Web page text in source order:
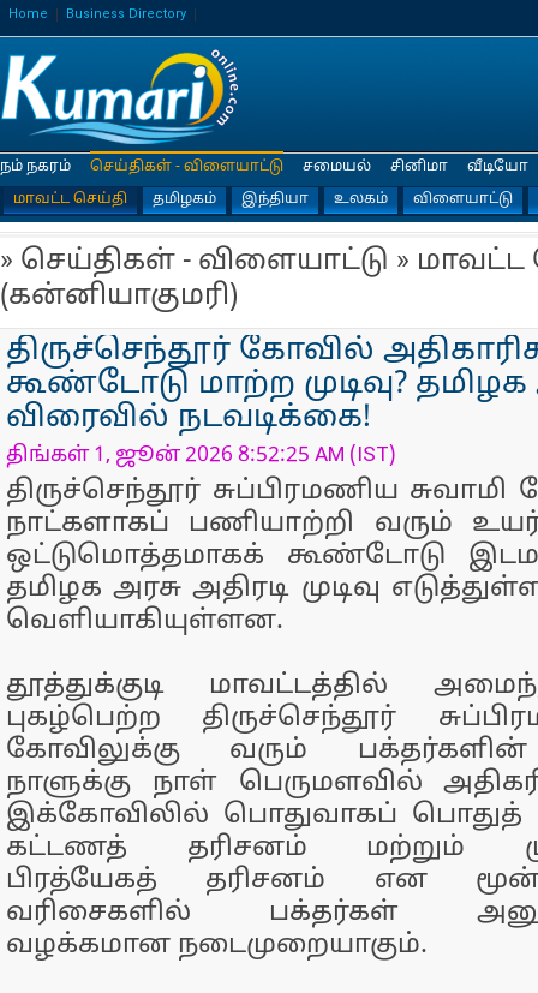
Home Business Directory
நம் நகரம்
செய்திகள் - விளையாட்டு
மாவட்ட செய்தி
தமிழகம் இந்தியா உலகம் விளையாட்டு
சமையல் சினிமா வீடியோ
» செய்திகள் - விளையாட்டு » மாவட்ட
(கன்னியாகுமரி)
திருச்செந்தூர் கோவில்
கூண்டோடு மாற்ற முடிவு? தமிழக
விரைவில் நடவடிக்கை!
திங்கள் 1, ஜூன் 2026 8:52:25 AM (IST)
திருச்செந்தூர் சுப்பிரமணிய
நாட்களாகப் பணியாற்றி வரும்
ஒட்டுமொத்தமாகக் கூண்டோடு
தமிழக அரசு அதிரடி முடிவு
வெளியாகியுள்ளன.
தூத்துக்குடி மாவட்டத்தில்
புகழ்பெற்ற திருச்செந்தூர்
கோவிலுக்கு வரும்
நாளுக்கு நாள் பெருமளவில்
இக்கோவிலில் பொதுவாகப் பொதுத்
கட்டணத் தரிசனம் மற்றும்
பிரத்யேகத் தரிசனம் என
வரிசைகளில் பக்தர்கள்
வழக்கமான நடைமுறையாகும்.